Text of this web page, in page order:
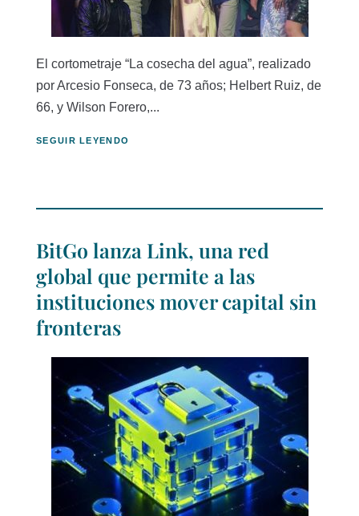
El cortometraje “La cosecha del agua”, realizado
por Arcesio Fonseca, de 73 años; Helbert Ruiz, de
66, y Wilson Forero,...
SEGUIR LEYENDO
BitGo lanza Link, una red
global que permite a las
instituciones mover capital sin
fronteras